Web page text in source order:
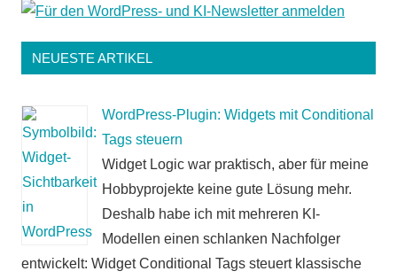
NEUESTE ARTIKEL
WordPress-Plugin: Widgets mit Conditional
Tags steuern
Widget Logic war praktisch, aber für meine
Hobbyprojekte keine gute Lösung mehr.
Deshalb habe ich mit mehreren KI-
Modellen einen schlanken Nachfolger
entwickelt: Widget Conditional Tags steuert klassische